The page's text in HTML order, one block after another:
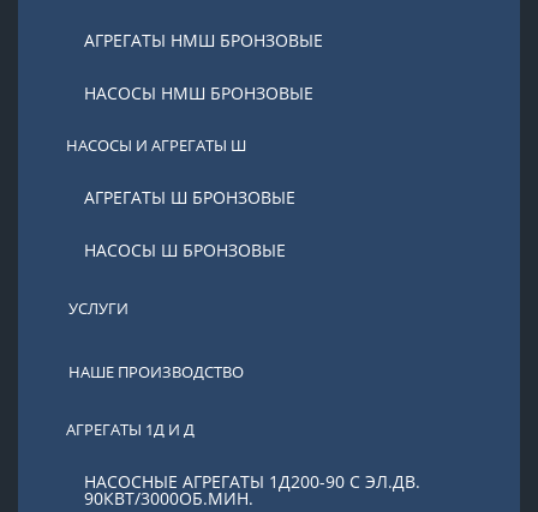
АГРЕГАТЫ НМШ БРОНЗОВЫЕ
НАСОСЫ НМШ БРОНЗОВЫЕ
НАСОСЫ И АГРЕГАТЫ Ш
АГРЕГАТЫ Ш БРОНЗОВЫЕ
НАСОСЫ Ш БРОНЗОВЫЕ
УСЛУГИ
НАШЕ ПРОИЗВОДСТВО
АГРЕГАТЫ 1Д И Д
НАСОСНЫЕ АГРЕГАТЫ 1Д200-90 С ЭЛ.ДВ.
90КВТ/3000ОБ.МИН.